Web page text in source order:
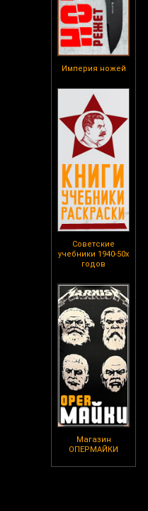
Империя ножей
Советские
учебники 1940-50х
годов
Магазин
ОПЕРМАЙКИ